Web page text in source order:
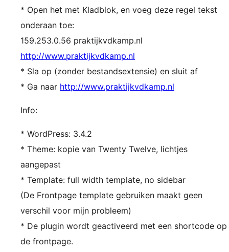
* Open het met Kladblok, en voeg deze regel tekst
onderaan toe:
159.253.0.56 praktijkvdkamp.nl
http://www.praktijkvdkamp.nl
* Sla op (zonder bestandsextensie) en sluit af
* Ga naar http://www.praktijkvdkamp.nl
Info:
* WordPress: 3.4.2
* Theme: kopie van Twenty Twelve, lichtjes
aangepast
* Template: full width template, no sidebar
(De Frontpage template gebruiken maakt geen
verschil voor mijn probleem)
* De plugin wordt geactiveerd met een shortcode op
de frontpage.